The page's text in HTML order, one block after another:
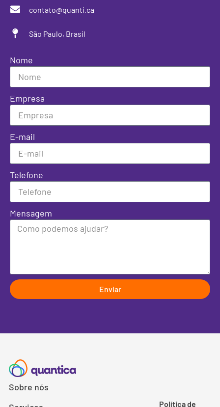
contato@quanti.ca
São Paulo, Brasil
Nome
Empresa
E-mail
Telefone
Mensagem
Enviar
Sobre nós
Política de